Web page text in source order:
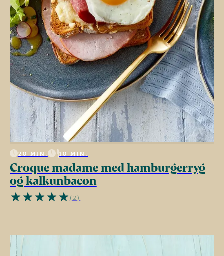
20 MIN. 10 MIN.
Croque madame med hamburgerryg
og kalkunbacon
(2)